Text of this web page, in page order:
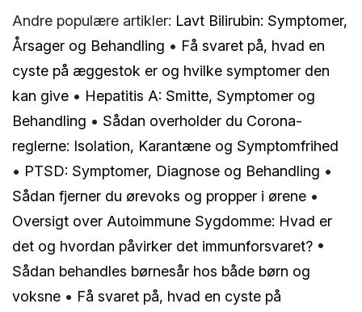
Andre populære artikler: Lavt Bilirubin: Symptomer,
Årsager og Behandling • Få svaret på, hvad en
cyste på æggestok er og hvilke symptomer den
kan give • Hepatitis A: Smitte, Symptomer og
Behandling • Sådan overholder du Corona-
reglerne: Isolation, Karantæne og Symptomfrihed
• PTSD: Symptomer, Diagnose og Behandling •
Sådan fjerner du ørevoks og propper i ørene •
Oversigt over Autoimmune Sygdomme: Hvad er
det og hvordan påvirker det immunforsvaret? •
Sådan behandles børnesår hos både børn og
voksne • Få svaret på, hvad en cyste på